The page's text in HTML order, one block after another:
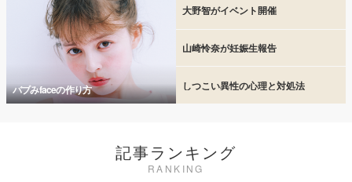
バブみfaceの作り方
大野智がイベント開催
山崎怜奈が妊娠生報告
しつこい異性の心理と対処法
記事ランキング
RANKING